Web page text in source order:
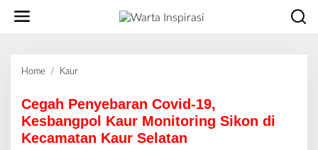
Home / Kaur
g
h
P
Cegah Penyebaran Covid-19,
Kesbangpol Kaur Monitoring Sikon di
Kecamatan Kaur Selatan